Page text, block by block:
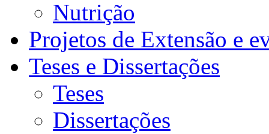
Nutrição
Projetos de Extensão e
Teses e Dissertações
Teses
Dissertações